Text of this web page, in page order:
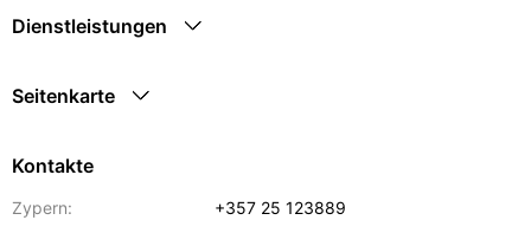
Dienstleistungen
Seitenkarte
Kontakte
Zypern:
+357 25 123889